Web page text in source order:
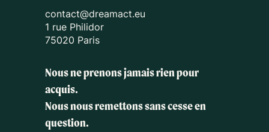
contact@dreamact.eu
1 rue Philidor
75020 Paris
Nous ne prenons jamais rien pour
acquis.
Nous nous remettons sans cesse en
question.